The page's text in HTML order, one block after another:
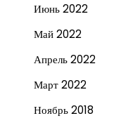
Июнь 2022
Май 2022
Апрель 2022
Март 2022
Ноябрь 2018